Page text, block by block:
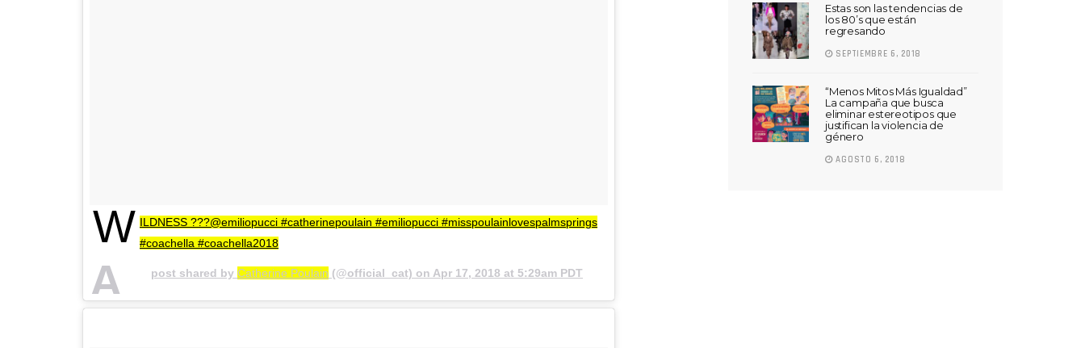
W ILDNESS ???@emiliopucci #catherinepoulain #emiliopucci #misspoulainlovespalmsprings
#coachella #coachella2018
A post shared by Catherine Poulain (@official_cat) on Apr 17, 2018 at 5:29am PDT
Estas son las tendencias de
los 80’s que están
regresando
SEPTIEMBRE 6, 2018
“Menos Mitos Más Igualdad”
La campaña que busca
eliminar estereotipos que
justifican la violencia de
género
AGOSTO 6, 2018